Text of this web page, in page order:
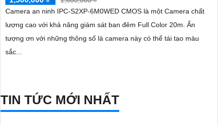
Camera an ninh IPC-S2XP-6M0WED CMOS là một Camera chất
lượng cao với khả năng giám sát ban đêm Full Color 20m. Ấn
tượng ơn với những thông số là camera này có thể tái tạo màu
sắc...
TIN TỨC MỚI NHẤT